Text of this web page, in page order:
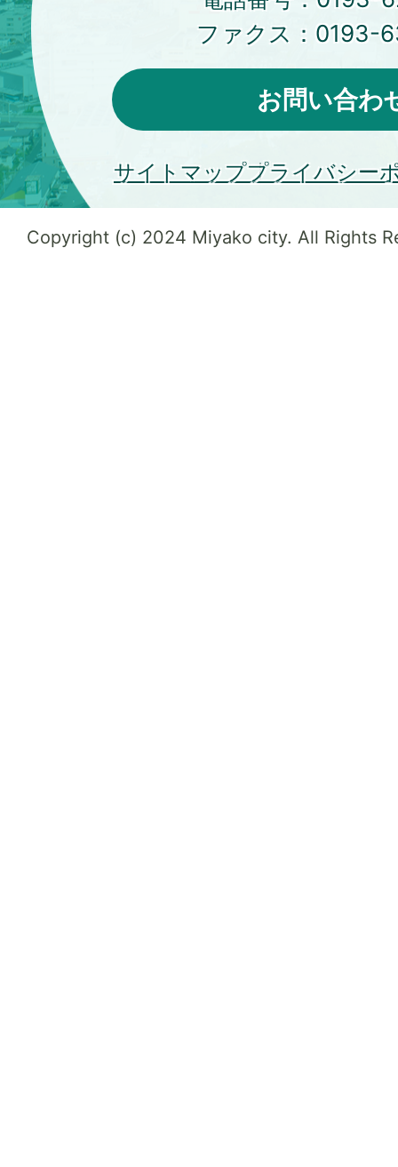
ファクス： 0193-
お問い合わ
サイトマッププライバシー
Copyright (c) 2024 Miyako city. All Rights